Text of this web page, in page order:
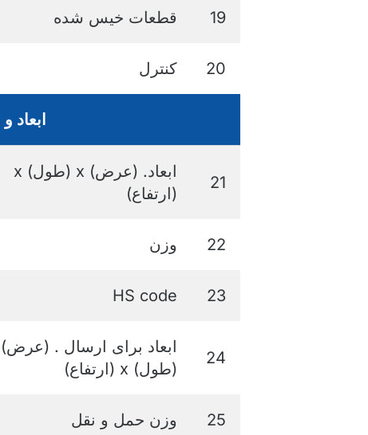
19 قطعات خیس شده
20 کنترل
ابعاد
21
ابعاد. (عرض) x (طول) x
(ارتفاع)
22 وزن
23
HS code
24
(طول) x (ارتفاع)
25 وزن حمل و نقل